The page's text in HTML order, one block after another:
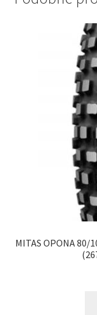
MITAS OPONA 80/